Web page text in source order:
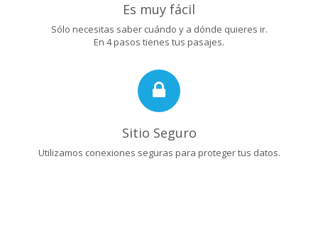
Es muy fácil
Sólo necesitas saber cuándo y a dónde quieres ir.
En 4 pasos tienes tus pasajes.
Sitio Seguro
Utilizamos conexiones seguras para proteger tus datos.